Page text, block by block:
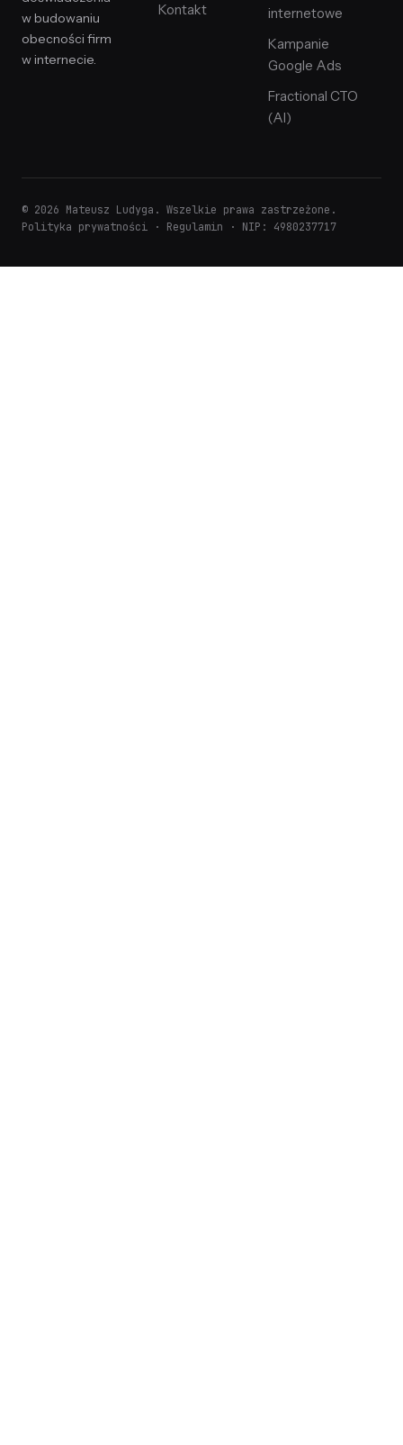
w budowaniu
obecności firm
w internecie.
Kontakt
internetowe
Kampanie
Google Ads
Fractional CTO
(AI)
© 2026 Mateusz Ludyga. Wszelkie prawa zastrzeżone.
Polityka prywatności · Regulamin · NIP: 4980237717